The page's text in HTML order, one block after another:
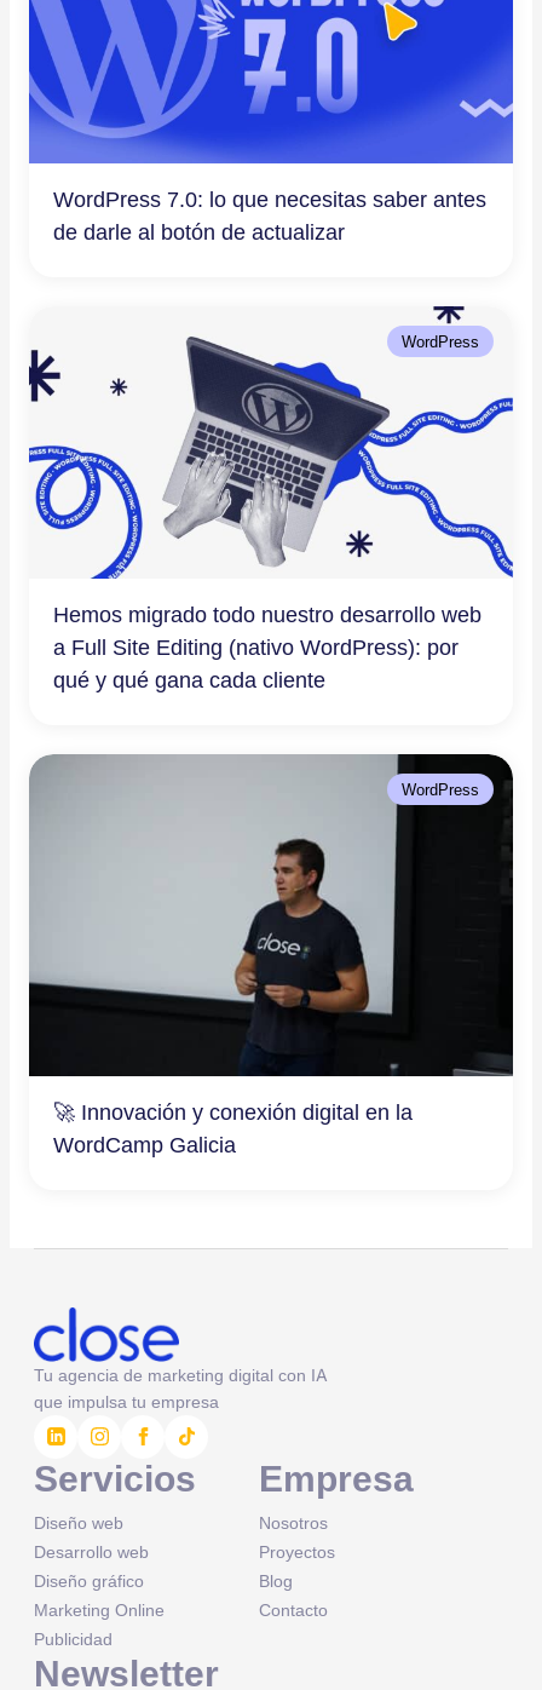
WordPress 7.0: lo que necesitas saber antes
de darle al botón de actualizar
WordPress
Hemos migrado todo nuestro desarrollo web
a Full Site Editing (nativo WordPress): por
qué y qué gana cada cliente
WordPress
🚀 Innovación y conexión digital en la
WordCamp Galicia
Tu agencia de marketing digital con IA
que impulsa tu empresa
Servicios
Diseño web
Desarrollo web
Diseño gráfico
Marketing Online
Publicidad
Empresa
Nosotros
Proyectos
Blog
Contacto
Newsletter